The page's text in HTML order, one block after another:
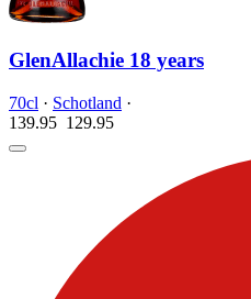
GlenAllachie 18 years
70cl · Schotland ·
139.95 129.95